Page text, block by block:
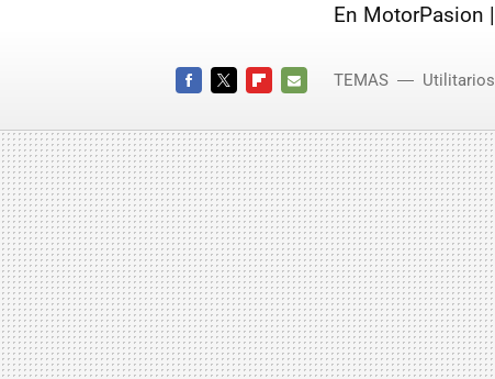
En MotorPasion |
MAIL
TEMAS Utilitarios